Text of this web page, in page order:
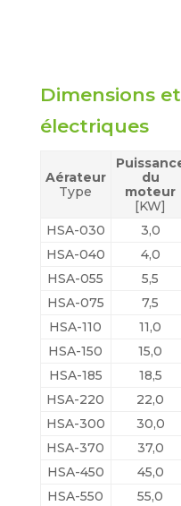
Dimensions
électriques
Aérateur
Type
du
moteur
[KW]
HSA-030 3,0
HSA-040
4,0
HSA-055
5,5
HSA-075
7,5
HSA-110
11,0
HSA-150
15,0
HSA-185
18,5
HSA-220
22,0
HSA-300
30,0
HSA-370
37,0
HSA-450
45,0
HSA-550
55,0